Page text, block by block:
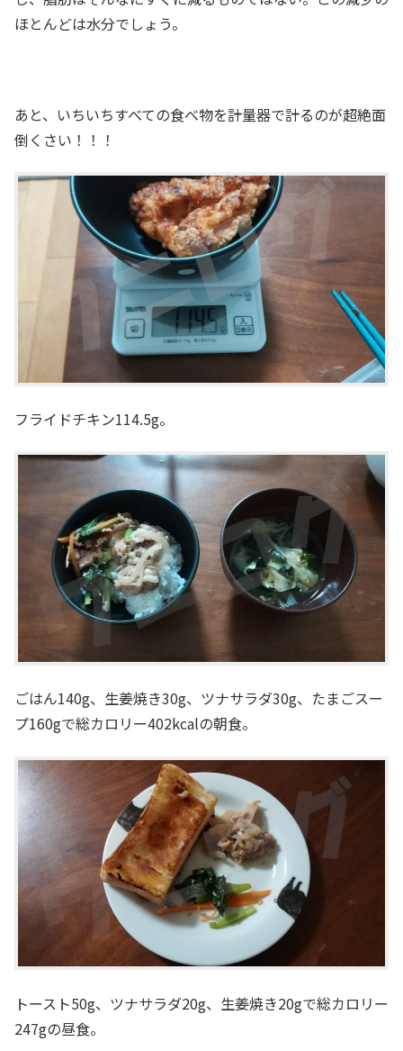
ほとんどは水分でしょう。
あと、いちいちすべての食べ物を計量器で計るのが超絶面
倒くさい！！！
フライドチキン114.5g。
ごはん140g、生姜焼き30g、ツナサラダ30g、たまごスー
プ160gで総カロリー402kcalの朝食。
トースト50g、ツナサラダ20g、生姜焼き20gで総カロリー
247gの昼食。